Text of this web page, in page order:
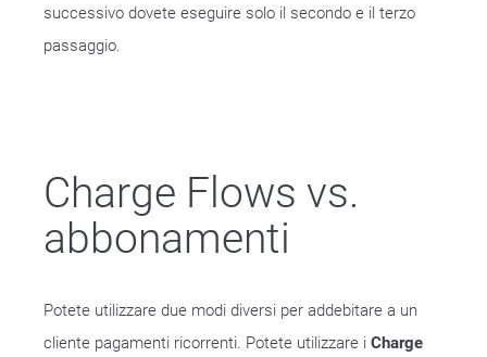
successivo dovete eseguire solo il secondo e il terzo
passaggio.
Charge Flows vs.
abbonamenti
Potete utilizzare due modi diversi per addebitare a un
cliente pagamenti ricorrenti. Potete utilizzare i Charge